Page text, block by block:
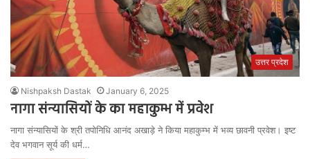
उत्तर प्रदेश
Nishpaksh Dastak January 6, 2025
नागा संन्यासियों के का महाकुम्भ में प्रवेश
नागा संन्यासियों के श्री तपोनिधि आनंद अखाड़े ने किया महाकुम्भ में भव्य छावनी प्रवेश। इष्ट
देव भगवान सूर्य की धर्म…